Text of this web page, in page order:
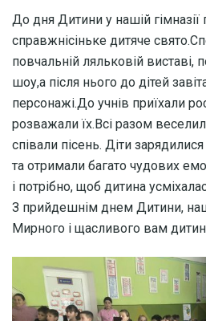
До дня Дитини у нашій
справжнісіньке дитяче
повчальній ляльковій
шоу,а після нього до дітей
персонажі.До учнів приїхали
розважали їх.Всі разом
співали пісень. Діти
та отримали багато чудових
і потрібно, щоб дитина
З прийдешнім днем Дитини,
Мирного і щасливого вам